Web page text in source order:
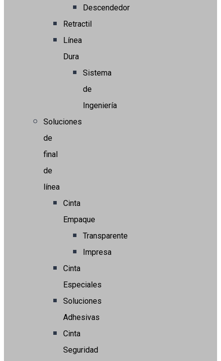
Descendedor
Retractil
Línea
Dura
Sistema
de
Ingeniería
Soluciones
de
final
de
línea
Cinta
Empaque
Transparente
Impresa
Cinta
Especiales
Soluciones
Adhesivas
Cinta
Seguridad